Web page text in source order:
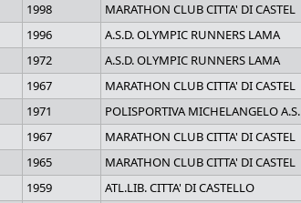
1998 MARATHON CLUB CITTA' DI CASTEL
1996 A.S.D. OLYMPIC RUNNERS LAMA
1972 A.S.D. OLYMPIC RUNNERS LAMA
1967 MARATHON CLUB CITTA' DI CASTEL
1971 POLISPORTIVA MICHELANGELO A.S.
1967 MARATHON CLUB CITTA' DI CASTEL
1965 MARATHON CLUB CITTA' DI CASTEL
1959 ATL.LIB. CITTA' DI CASTELLO